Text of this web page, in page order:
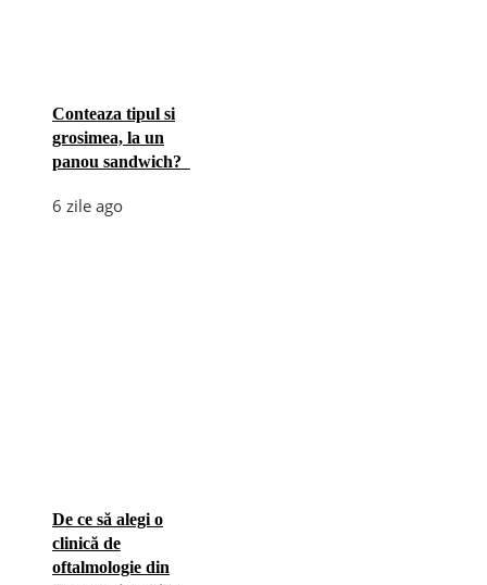
Conteaza tipul si
grosimea, la un
panou sandwich?
6 zile ago
De ce să alegi o
clinică de
oftalmologie din